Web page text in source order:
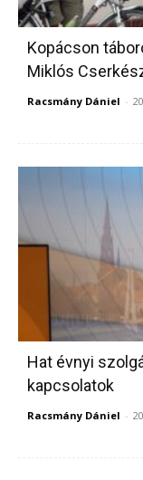
Kopácson
Miklós
Racsmány Dániel -
Hat évnyi
kapcsolatok
Racsmány Dániel -